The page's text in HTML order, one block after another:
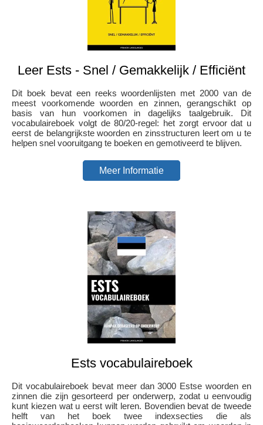
Leer Ests - Snel / Gemakkelijk / Efficiënt
Dit boek bevat een reeks woordenlijsten met 2000 van de
meest voorkomende woorden en zinnen, gerangschikt op
basis van hun voorkomen in dagelijks taalgebruik. Dit
vocabulaireboek volgt de 80/20-regel: het zorgt ervoor dat u
eerst de belangrijkste woorden en zinsstructuren leert om u te
helpen snel vooruitgang te boeken en gemotiveerd te blijven.
Meer Informatie
Ests vocabulaireboek
Dit vocabulaireboek bevat meer dan 3000 Estse woorden en
zinnen die zijn gesorteerd per onderwerp, zodat u eenvoudig
kunt kiezen wat u eerst wilt leren. Bovendien bevat de tweede
helft van het boek twee indexsecties die als